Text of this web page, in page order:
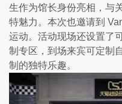
生作为馆长身份亮相，与
特魅力。本次也邀请到
运动。活动现场还设置了
制专区，到场来宾可定制
制的独特乐趣。